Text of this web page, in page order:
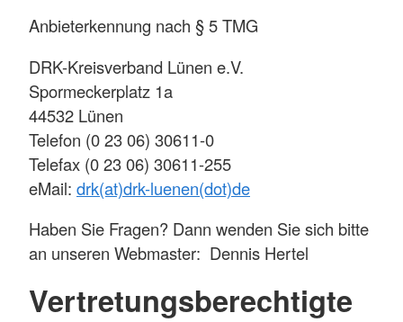
Anbieterkennung nach § 5 TMG
DRK-Kreisverband Lünen e.V.
Spormeckerplatz 1a
44532 Lünen
Telefon (0 23 06) 30611-0
Telefax (0 23 06) 30611-255
eMail: drk(at)drk-luenen(dot)de
Haben Sie Fragen? Dann wenden Sie sich bitte
an unseren Webmaster: Dennis Hertel
Vertretungsberechtigte